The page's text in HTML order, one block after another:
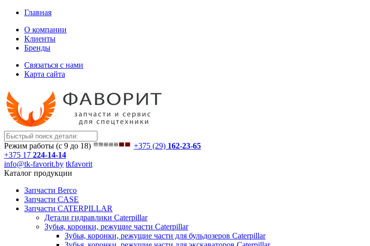
Главная
О компании
Клиенты
Бренды
Связаться с нами
Карта сайта
Режим работы (с 9 до 18) +375 (29) 162-23-65
+375 17 224-14-14
info@tk-favorit.by tkfavorit
Каталог продукции
Запчасти Berco
Запчасти CASE
Запчасти CATERPILLAR
Детали гидравлики Caterpillar
Зубья, коронки, режущие части Caterpillar
Зубья, коронки, режущие части для бульдозеров Caterpillar